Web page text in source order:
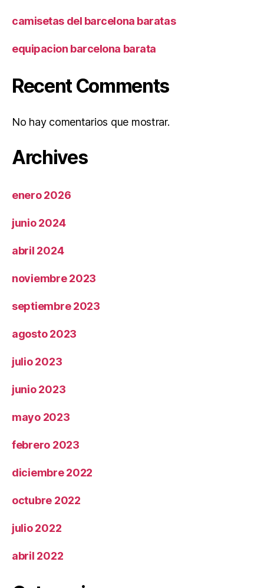
camisetas del barcelona baratas
equipacion barcelona barata
Recent Comments
No hay comentarios que mostrar.
Archives
enero 2026
junio 2024
abril 2024
noviembre 2023
septiembre 2023
agosto 2023
julio 2023
junio 2023
mayo 2023
febrero 2023
diciembre 2022
octubre 2022
julio 2022
abril 2022